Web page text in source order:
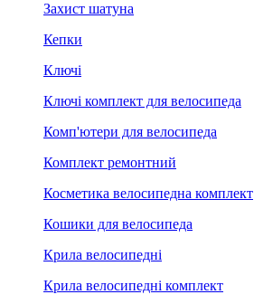
Захист шатуна
Кепки
Ключі
Ключі комплект для велосипеда
Комп'ютери для велосипеда
Комплект ремонтний
Косметика велосипедна комплект
Кошики для велосипеда
Крила велосипедні
Крила велосипедні комплект